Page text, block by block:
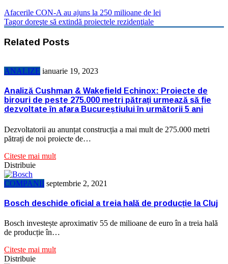
Afacerile CON-A au ajuns la 250 milioane de lei
Tagor doreşte să extindă proiectele rezidenţiale
Related Posts
ANALIZE ianuarie 19, 2023
Analiză Cushman & Wakefield Echinox: Proiecte de
birouri de peste 275.000 metri pătrați urmează să fie
dezvoltate în afara Bucureștiului în următorii 5 ani
Dezvoltatorii au anunțat construcția a mai mult de 275.000 metri
pătrați de noi proiecte de…
Citeste mai mult
Distribuie
COMPANII septembrie 2, 2021
Bosch deschide oficial a treia hală de producție la Cluj
Bosch investește aproximativ 55 de milioane de euro în a treia hală
de producție în…
Citeste mai mult
Distribuie